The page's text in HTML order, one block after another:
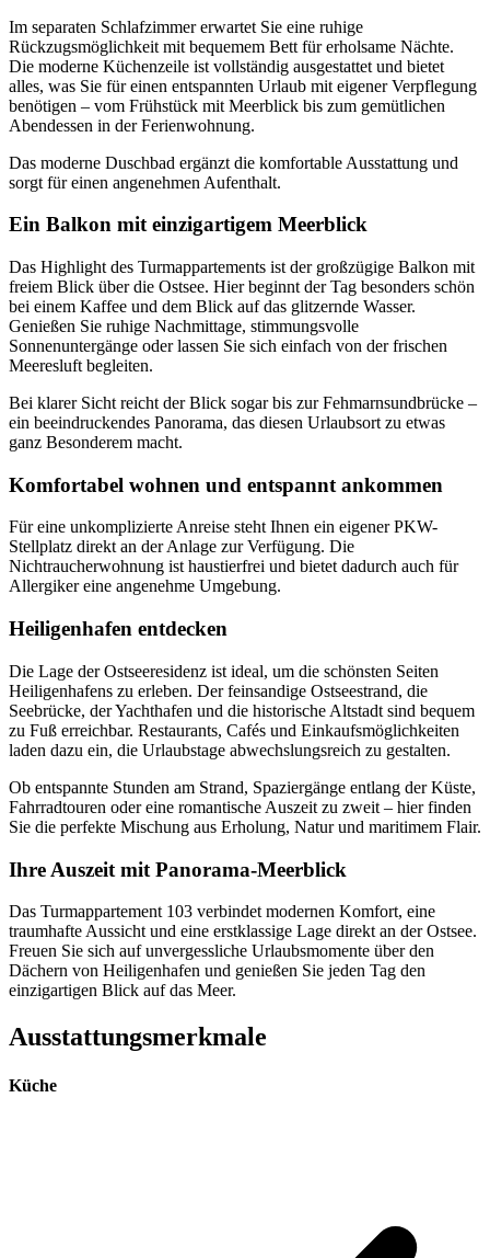
Im separaten Schlafzimmer erwartet Sie eine ruhige
Rückzugsmöglichkeit mit bequemem Bett für erholsame Nächte.
Die moderne Küchenzeile ist vollständig ausgestattet und bietet
alles, was Sie für einen entspannten Urlaub mit eigener Verpflegung
benötigen – vom Frühstück mit Meerblick bis zum gemütlichen
Abendessen in der Ferienwohnung.
Das moderne Duschbad ergänzt die komfortable Ausstattung und
sorgt für einen angenehmen Aufenthalt.
Ein Balkon mit einzigartigem Meerblick
Das Highlight des Turmappartements ist der großzügige Balkon mit
freiem Blick über die Ostsee. Hier beginnt der Tag besonders schön
bei einem Kaffee und dem Blick auf das glitzernde Wasser.
Genießen Sie ruhige Nachmittage, stimmungsvolle
Sonnenuntergänge oder lassen Sie sich einfach von der frischen
Meeresluft begleiten.
Bei klarer Sicht reicht der Blick sogar bis zur Fehmarnsundbrücke –
ein beeindruckendes Panorama, das diesen Urlaubsort zu etwas
ganz Besonderem macht.
Komfortabel wohnen und entspannt ankommen
Für eine unkomplizierte Anreise steht Ihnen ein eigener PKW-
Stellplatz direkt an der Anlage zur Verfügung. Die
Nichtraucherwohnung ist haustierfrei und bietet dadurch auch für
Allergiker eine angenehme Umgebung.
Heiligenhafen entdecken
Die Lage der Ostseeresidenz ist ideal, um die schönsten Seiten
Heiligenhafens zu erleben. Der feinsandige Ostseestrand, die
Seebrücke, der Yachthafen und die historische Altstadt sind bequem
zu Fuß erreichbar. Restaurants, Cafés und Einkaufsmöglichkeiten
laden dazu ein, die Urlaubstage abwechslungsreich zu gestalten.
Ob entspannte Stunden am Strand, Spaziergänge entlang der Küste,
Fahrradtouren oder eine romantische Auszeit zu zweit – hier finden
Sie die perfekte Mischung aus Erholung, Natur und maritimem Flair.
Ihre Auszeit mit Panorama-Meerblick
Das Turmappartement 103 verbindet modernen Komfort, eine
traumhafte Aussicht und eine erstklassige Lage direkt an der Ostsee.
Freuen Sie sich auf unvergessliche Urlaubsmomente über den
Dächern von Heiligenhafen und genießen Sie jeden Tag den
einzigartigen Blick auf das Meer.
Ausstattungsmerkmale
Küche